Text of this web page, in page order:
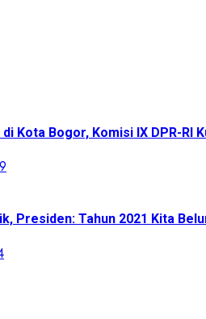
Kota Bogor, Komisi IX DPR-RI
Presiden: Tahun 2021 Kita